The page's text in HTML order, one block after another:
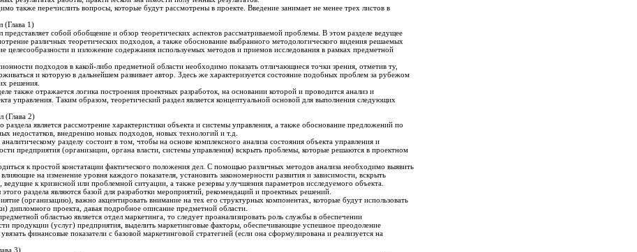
также перечислить вопросы, которые будут рассмотрены в проекте. Введение занимает не менее трех листов в
(Глава 1)
представляет собой обобщение и обзор теоретических аспектов рассматриваемой проблемы. В этом разделе ведущее
различных теоретических подходов, а также обоснование выбранного методологического видения решаемых
целесообразности и изложение содержания используемых методов и приемов исследования в рамках предметной
подходов в какой-либо предметной области необходимо показать отличающиеся точки зрения, отметив ту,
и которую в дальнейшем развивает автор. Здесь же характеризуется состояние подобных проблем за рубежом
решения.
также отражается логика построения проектных разработок, на основании которой и проводится анализ и
управления. Таким образом, теоретический раздел является концептуальной основой для выполнения следующих
(Глава 2)
раздела является рассмотрение характеристики объекта и системы управления, а также обоснование предложений по
недостатков, внедрению новых подходов, новых технологий и т.д.
аналитическому разделу состоит в том, чтобы на основе комплексного анализа состояния объекта управления и
предприятия (организации, органа власти, системы управления) вскрыть проблемы, которые решаются в проектном
к простой констатации фактического положения дел. С помощью различных методов анализа необходимо выявить
на изменение уровня каждого показателя, установить закономерности развития и зависимости, вскрыть
ведущие к кризисной или проблемной ситуации, а также резервы улучшения параметров исследуемого объекта.
раздела являются базой для разработки мероприятий, рекомендаций и проектных решений.
(организацию), важно акцентировать внимание на тех его структурных компонентах, которые будут использовать
дипломного проекта, давая подробное описание предметной области.
областью является отдел маркетинга, то следует проанализировать роль службы в обеспечении
продукции (услуг) предприятия, выделить маркетинговые факторы, обеспечивающие успешное преодоление
финансовые показатели с базовой маркетинговой стратегией (если она сформулирована и реализуется на
3)